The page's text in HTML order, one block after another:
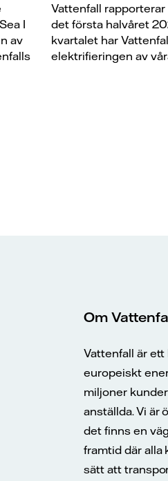
I
av
Vattenfall
det första halvåret
kvartalet har
elektrifieringen av
Om
Vattenfall är ett
europeiskt
miljoner
anställda. Vi är
det finns en
framtid där alla
sätt att